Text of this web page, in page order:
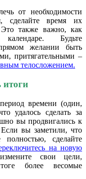
от необходимости
сделайте время их
Это также важно, как
Будьте
желании быть
притягательными –
телосложением.
итоги
времени (один,
удалось сделать за
вы продвигались к
вы заметили, что
полностью, сделайте
на новую
свои цели,
более весомые